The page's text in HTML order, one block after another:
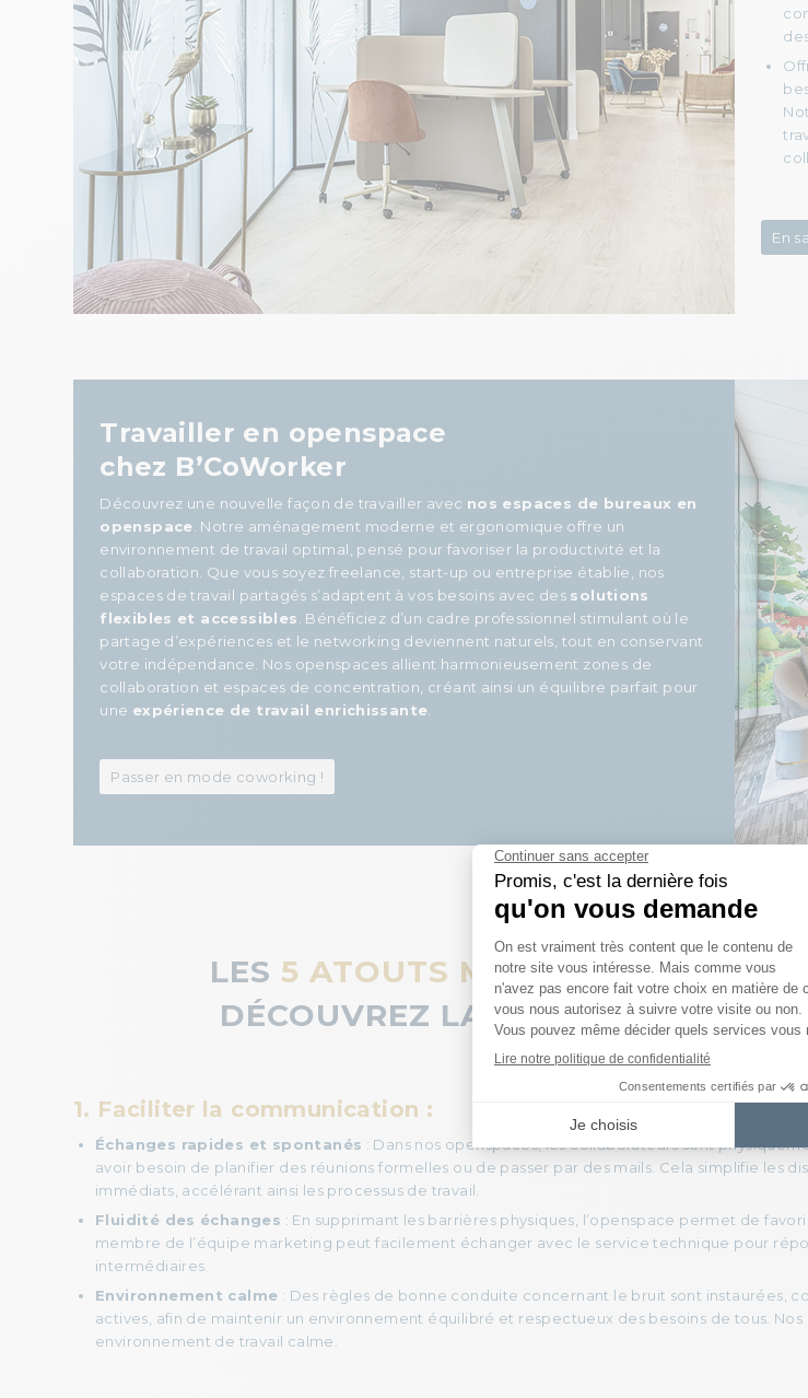
En
Travailler en openspace
chez B’CoWorker
Découvrez une nouvelle façon de travailler avec nos espaces de bureaux en
openspace . Notre aménagement moderne et ergonomique offre un
environnement de travail optimal, pensé pour favoriser la productivité et la
collaboration. Que vous soyez freelance, start-up ou entreprise établie, nos
espaces de travail partagés s’adaptent à vos besoins avec des solutions
flexibles et accessibles . Bénéficiez d’un cadre professionnel stimulant où le
partage d’expériences et le networking deviennent naturels, tout en conservant
votre indépendance. Nos openspaces allient harmonieusement zones de
collaboration et espaces de concentration, créant ainsi un équilibre parfait pour
une expérience de travail enrichissante
Passer en mode coworking !
LES 5 ATOUTS MAJEURSDES
DÉCOUVREZ LA PUISSANCE DU
1. Faciliter la communication :
Échanges rapides et spontanés : Dans nos openspaces, les collaborateurs sont
avoir besoin de planifier des réunions formelles ou de passer par des mails. Cela simplifie les
immédiats, accélérant ainsi les processus de travail.
Fluidité des échanges : En supprimant les barrières physiques, l’openspace permet de
membre de l’équipe marketing peut facilement échanger avec le service technique pour
intermédiaires.
Environnement calme : Des règles de bonne conduite concernant le bruit sont instaurées,
actives, afin de maintenir un environnement équilibré et respectueux des besoins de tous.
environnement de travail calme.